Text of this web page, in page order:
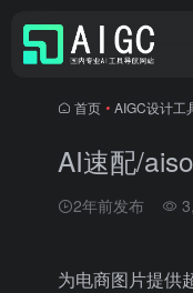
首页 • AIGC设计工
AI速配/
2年前发布
为电商图片提供